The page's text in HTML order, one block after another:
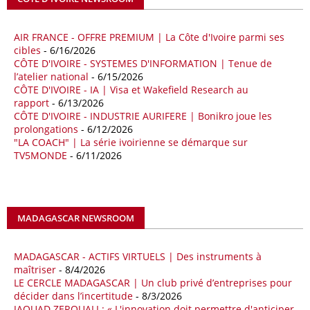
18/04/26 ALGERIE - BP
La multinationale BP signe son retour en Algérie où un permis de
prospection d’hydrocarbures dans le bassin oriental lui a été attribué
par l’Agence nationale pour la valorisation des ressources en
hydrocarbures (ALNAFT). L’information rendue publique mercredi 15
avril par l’institution, intervient dans le cadre de sa politique de relance
de l’exploration. Le périmètre concerné se situe dans une zone de
l’est du pays jugée peu explorée malgré son potentiel. BP pourra y
lancer ses premières opérations de prospection sur le terrain portant
18/04/26 OUGANDA - CITIBANK
américaine Citibank pour arranger la mobilisation des financements
nécessaires à la construction du chemin de fer à écartement standard
(SGR) qui devrait relier la capitale Kampala à la frontière avec le
Kenya, pour un investissement de 2,7 milliards d'euros (3,19 milliards
AIR FRANCE - OFFRE PREMIUM | La Côte d'Ivoire parmi ses
cibles - 6/16/2026
CÔTE D'IVOIRE - SYSTEMES D'INFORMATION | Tenue de
l’atelier national - 6/15/2026
CÔTE D'IVOIRE - IA | Visa et Wakefield Research au
rapport - 6/13/2026
CÔTE D'IVOIRE - INDUSTRIE AURIFERE | Bonikro joue les
prolongations - 6/12/2026
"LA COACH" | La série ivoirienne se démarque sur
TV5MONDE - 6/11/2026
MADAGASCAR NEWSROOM
MADAGASCAR - ACTIFS VIRTUELS | Des instruments à
maîtriser - 8/4/2026
LE CERCLE MADAGASCAR | Un club privé d’entreprises pour
décider dans l’incertitude - 8/3/2026